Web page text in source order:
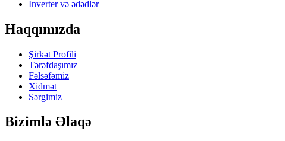
İnverter və ədədlər
Haqqımızda
Şirkət Profili
Tərəfdaşımız
Fəlsəfəmiz
Xidmət
Sərgimiz
Bizimlə Əlaqə